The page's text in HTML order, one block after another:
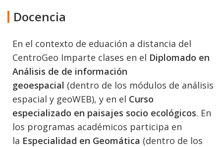
Docencia
En el contexto de eduación a distancia del
CentroGeo Imparte clases en el Diplomado en
Análisis de de información
geoespacial (dentro de los módulos de análisis
espacial y geoWEB), y en el Curso
especializado en paisajes socio ecológicos. En
los programas académicos participa en
la Especialidad en Geomática (dentro de los